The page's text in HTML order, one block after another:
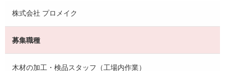
株式会社 プロメイク
募集職種
木材の加工・検品スタッフ（工場内作業）